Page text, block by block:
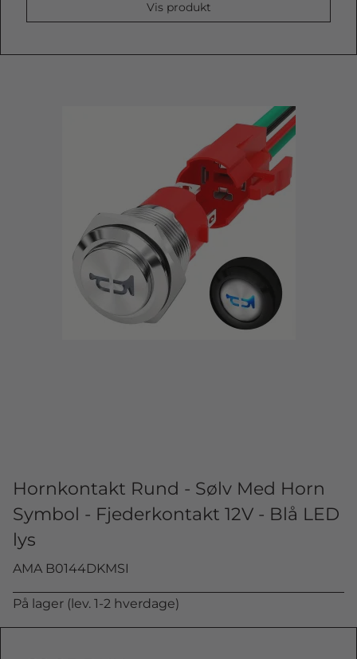
Vis produkt
Hornkontakt Rund - Sølv Med Horn
Symbol - Fjederkontakt 12V - Blå LED
lys
AMA B0144DKMSI
På lager (lev. 1-2 hverdage)